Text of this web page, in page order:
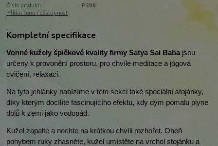
Číslo produktu:
P286
Hlídat cenu / dostupnost
Kompletní specifikace
Vonné kužely špičkové kvality firmy Satya Sai Baba jsou
určeny k provonění prostoru, pro chvíle meditace a jógová
cvičení, relaxaci.
Na tyto jehlánky nabízíme v této sekci také speciální stojánky,
díky kterým docílíte fascinujícího efektu, kdy dým pomalu plyne
dolů k zemi jako vodopád.
Kužel zapalte a nechte na krátkou chvíli rozhořet. Oheň
pohybem ruky zhasněte, kužel umístěte na vrchol stojánku a